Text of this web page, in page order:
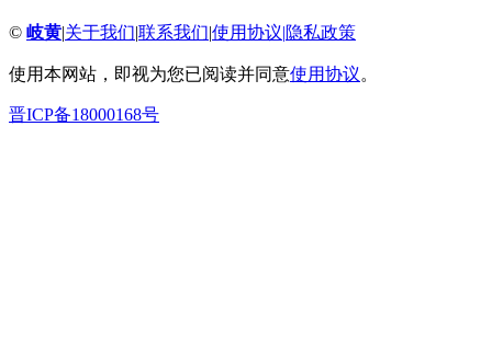
© 岐黄|关于我们|联系我们|使用协议|隐私政策
使用本网站，即视为您已阅读并同意使用协议。
晋ICP备18000168号